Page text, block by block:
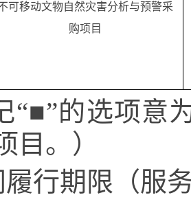
可移动文物自然灾害分析与预警采
购项目
“■”的选项意
目。）
行期限 （服